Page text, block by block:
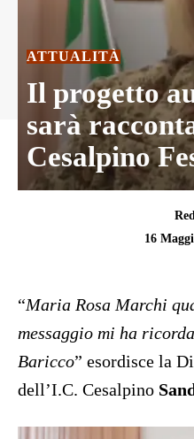
ATTUALITÀ
Il progetto
sarà
Cesalpino
16
“Maria Rosa Marchi
messaggio mi ha
Baricco” esordisce la
dell’I.C. Cesalpino